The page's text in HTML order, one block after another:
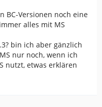
BC-Versionen noch eine
alles mit MS
bin ich aber gänzlich
nur noch, wenn ich
nutzt, etwas erklären